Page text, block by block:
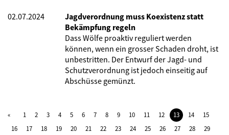
02.07.2024
Jagdverordnung muss Koexistenz statt
Bekämpfung regeln
Dass Wölfe proaktiv reguliert werden
können, wenn ein grosser Schaden droht, ist
unbestritten. Der Entwurf der Jagd- und
Schutzverordnung ist jedoch einseitig auf
Abschüsse gemünzt.
1 2 3 4 5 6 7 8 9 10 11 12 13 14
15
16
17 18 19 20 21 22 23 24 25 26 27 28
29